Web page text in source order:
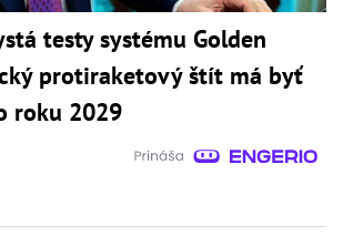
testy systému Golden
protiraketový štít má byť
roku 2029